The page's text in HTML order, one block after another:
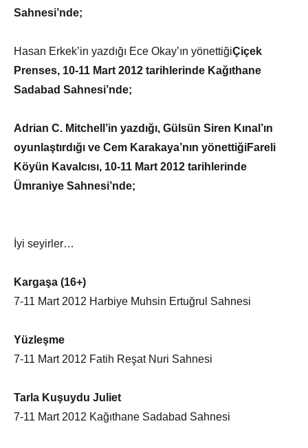
Sahnesi’nde;
Hasan Erkek’in yazdığı Ece Okay’ın yönettiğiÇiçek
Prenses, 10-11 Mart 2012 tarihlerinde Kağıthane
Sadabad Sahnesi’nde;
Adrian C. Mitchell’in yazdığı, Gülsün Siren Kınal’ın
oyunlaştırdığı ve Cem Karakaya’nın yönettiğiFareli
Köyün Kavalcısı, 10-11 Mart 2012 tarihlerinde
Ümraniye Sahnesi’nde;
İyi seyirler…
Kargaşa (16+)
7-11 Mart 2012 Harbiye Muhsin Ertuğrul Sahnesi
Yüzleşme
7-11 Mart 2012 Fatih Reşat Nuri Sahnesi
Tarla Kuşuydu Juliet
7-11 Mart 2012 Kağıthane Sadabad Sahnesi